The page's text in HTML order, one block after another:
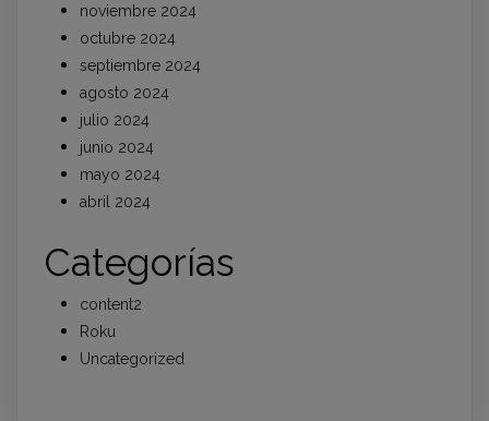
noviembre 2024
octubre 2024
septiembre 2024
agosto 2024
julio 2024
junio 2024
mayo 2024
abril 2024
Categorías
content2
Roku
Uncategorized